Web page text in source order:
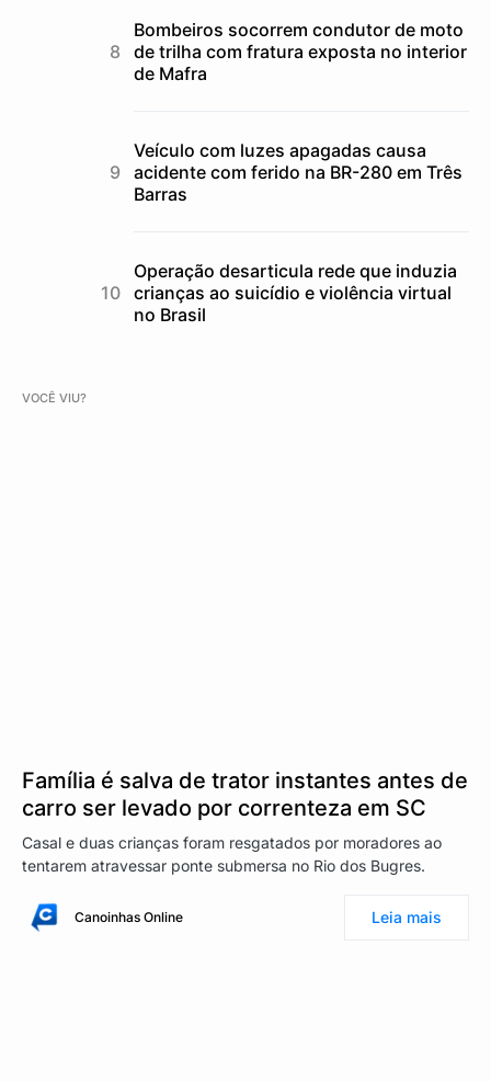
Bombeiros socorrem condutor de moto
de trilha com fratura exposta no interior
de Mafra
Veículo com luzes apagadas causa
acidente com ferido na BR-280 em Três
Barras
Operação desarticula rede que induzia
crianças ao suicídio e violência virtual
no Brasil
VOCÊ VIU?
Família é salva de trator instantes antes de
carro ser levado por correnteza em SC
Casal e duas crianças foram resgatados por moradores ao
tentarem atravessar ponte submersa no Rio dos Bugres.
Canoinhas Online Leia mais